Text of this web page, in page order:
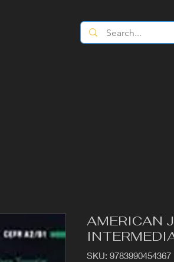
AMERICAN
SKU: 9783990454367